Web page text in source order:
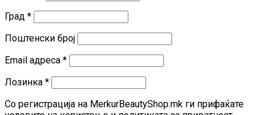
Град *
Поштенски број
Email адреса *Задолжително
Лозинка *Задолжително
Со регистрација на MerkurBeautyShop.mk ги прифаќате